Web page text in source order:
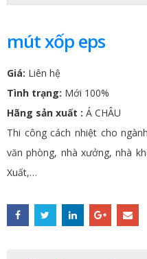
mút xốp eps
Giá: Liên hệ
Tình trạng: Mới 100%
Hãng sản xuất : Á CHÂU
Thi công cách nhiệt cho
văn phòng, nhà xưởng, nhà
Xuất,…